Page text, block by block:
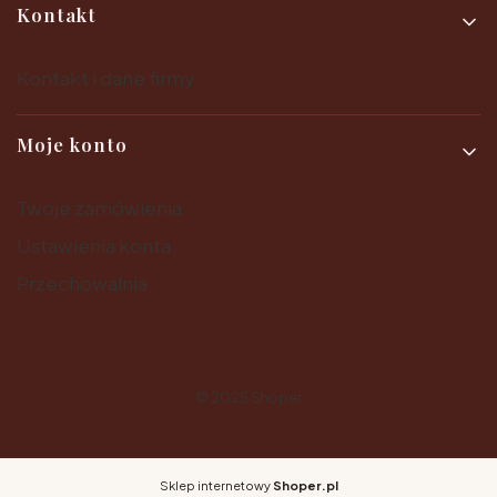
Kontakt
Moje konto
Sklep internetowy Shoper.pl